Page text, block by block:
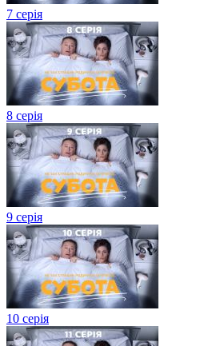
7 серія
8 серія
9 серія
10 серія